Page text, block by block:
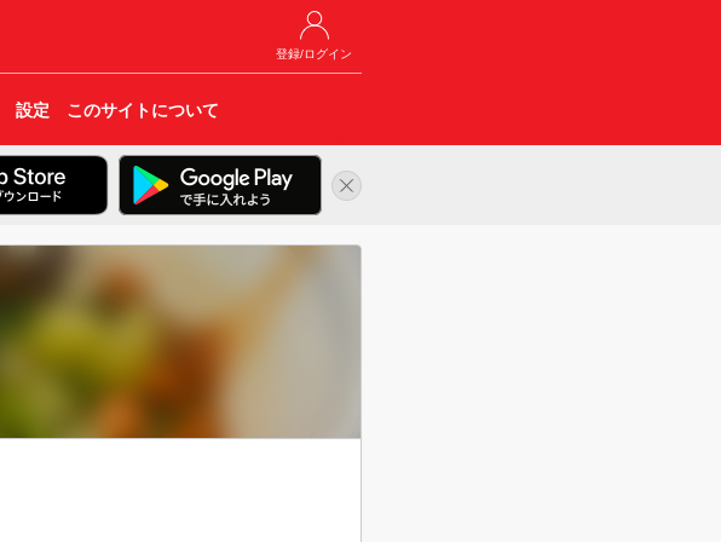
登録/ログイン
設定 このサイトについて